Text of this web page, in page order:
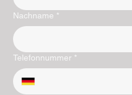
Nachname *
Telefonnummer *